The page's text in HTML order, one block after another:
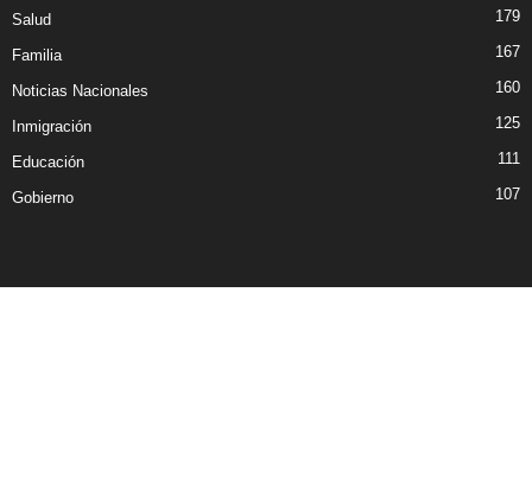
Salud 179
Familia 167
Noticias Nacionales 160
Inmigración 125
Educación 111
Gobierno 107